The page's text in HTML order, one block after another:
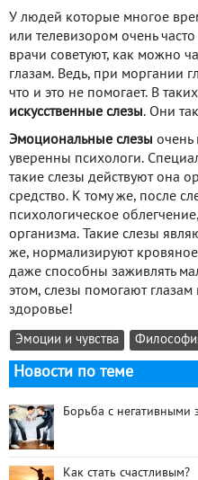
У людей которые многое
или телевизором очень
врачи советуют, как можно
глазам. Ведь, при моргании
что и это не помогает. В
искусственные слезы. Они
Эмоциональные слезы очень
уверенны психологи.
такие слезы действуют она
средство. К тому же, после
психологическое
организма. Такие слезы
же, нормализируют
даже способны заживлять
этом, слезы помогают глазам
здоровье!
Эмоции и чувства
Новости по теме
Борьба с негативными
Как стать счастливым?